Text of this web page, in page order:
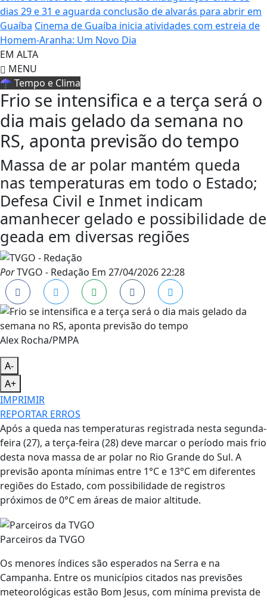
dias 29 e 31 e aguarda conclusão de alvarás para abrir em
Guaíba Cinema de Guaíba inicia atividades com estreia de
Homem-Aranha: Um Novo Dia
EM ALTA
MENU
☂️ Tempo e Clima
Frio se intensifica e a terça será o
dia mais gelado da semana no
RS, aponta previsão do tempo
Massa de ar polar mantém queda
nas temperaturas em todo o Estado;
Defesa Civil e Inmet indicam
amanhecer gelado e possibilidade de
geada em diversas regiões
PorTVGO - Redação Em 27/04/2026 22:28
Alex Rocha/PMPA
A-
A+
IMPRIMIR
REPORTAR ERROS
Após a queda nas temperaturas registrada nesta segunda-
feira (27), a terça-feira (28) deve marcar o período mais frio
desta nova massa de ar polar no Rio Grande do Sul. A
previsão aponta mínimas entre 1°C e 13°C em diferentes
regiões do Estado, com possibilidade de registros
próximos de 0°C em áreas de maior altitude.
Parceiros da TVGO
Os menores índices são esperados na Serra e na
Campanha. Entre os municípios citados nas previsões
meteorológicas estão Bom Jesus, com mínima prevista de